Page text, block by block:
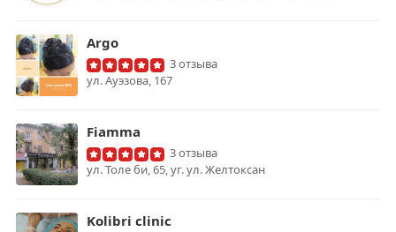
Argo
3 отзыва
ул. Ауэзова, 167
Fiamma
3 отзыва
ул. Толе би, 65, уг. ул. Желтоксан
Kolibri clinic